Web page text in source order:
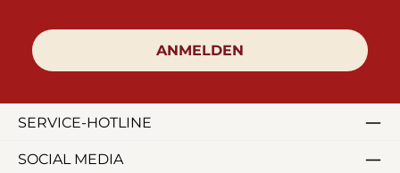
ANMELDEN
SERVICE-HOTLINE
SOCIAL MEDIA